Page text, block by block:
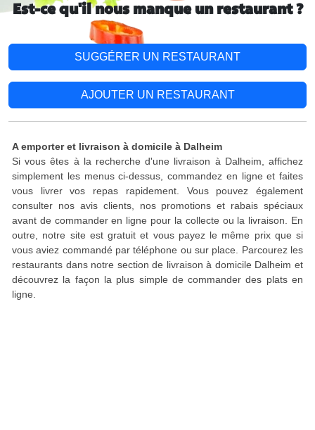
Est-ce qu'il nous manque un restaurant ?
SUGGÉRER UN RESTAURANT
AJOUTER UN RESTAURANT
A emporter et livraison à domicile à Dalheim
Si vous êtes à la recherche d'une livraison à Dalheim, affichez
simplement les menus ci-dessus, commandez en ligne et faites
vous livrer vos repas rapidement. Vous pouvez également
consulter nos avis clients, nos promotions et rabais spéciaux
avant de commander en ligne pour la collecte ou la livraison. En
outre, notre site est gratuit et vous payez le même prix que si
vous aviez commandé par téléphone ou sur place. Parcourez les
restaurants dans notre section de livraison à domicile Dalheim et
découvrez la façon la plus simple de commander des plats en
ligne.